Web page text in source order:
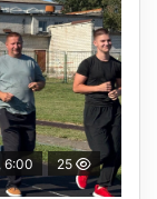
6:00 25